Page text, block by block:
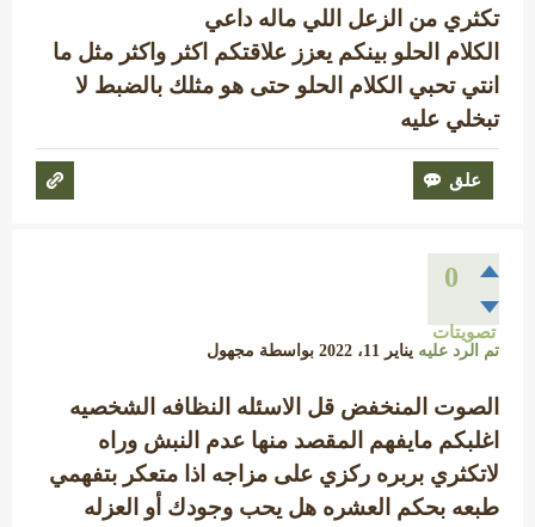
تكثري من الزعل اللي ماله داعي
الكلام الحلو بينكم يعزز علاقتكم اكثر واكثر مثل ما
انتي تحبي الكلام الحلو حتى هو مثلك بالضبط لا
تبخلي عليه
0
تصويتات
تم الرد عليه يناير 11، 2022 بواسطة مجهول
الصوت المنخفض قل الاسئله النظافه الشخصيه
اغلبكم مايفهم المقصد منها عدم النبش وراه
لاتكثري بربره ركزي على مزاجه اذا متعكر بتفهمي
طبعه بحكم العشره هل يحب وجودك أو العزله